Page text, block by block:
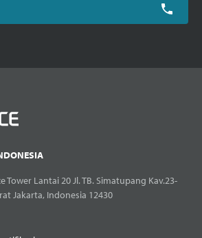
Tower Lantai 20 Jl. TB. Simatupang Kav.23-
Jakarta, Indonesia 12430